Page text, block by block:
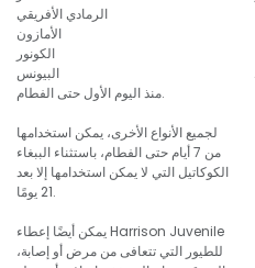
الرمادي الأفريقي
الأمازون
الكونور
البيونس
منذ اليوم الأول حتى الفطام.
لجميع الأنواع الأخرى، يمكن استخدامها
من 7 أيام حتى الفطام، باستثناء الببغاء
الكوكاتيل التي لا يمكن استخدامها إلا بعد
21 يومًا.
يمكن أيضًا إعطاء Harrison Juvenile
للطيور التي تتعافى من مرض أو إصابة،